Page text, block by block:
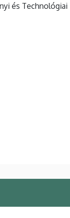
és Technológiai